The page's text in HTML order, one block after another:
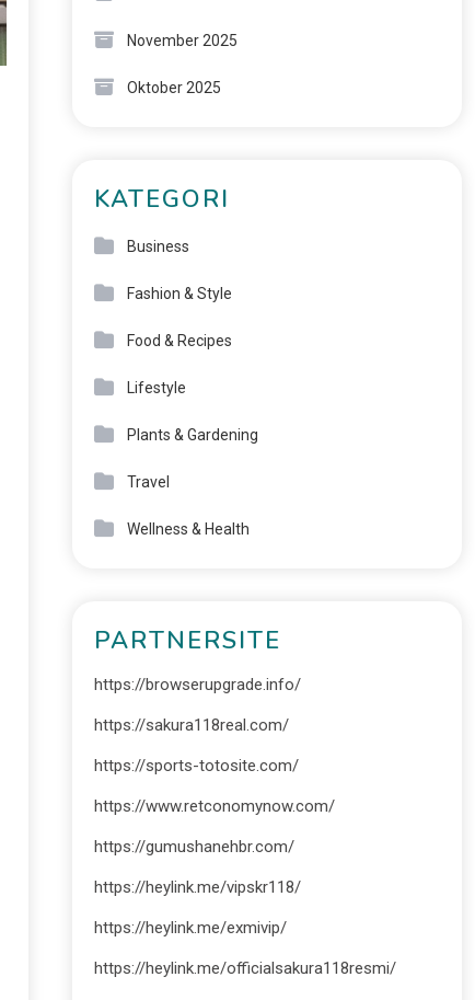
November 2025
Oktober 2025
KATEGORI
Business
Fashion & Style
Food & Recipes
Lifestyle
Plants & Gardening
Travel
Wellness & Health
PARTNERSITE
https://browserupgrade.info/
https://sakura118real.com/
https://sports-totosite.com/
https://www.retconomynow.com/
https://gumushanehbr.com/
https://heylink.me/vipskr118/
https://heylink.me/exmivip/
https://heylink.me/officialsakura118resmi/